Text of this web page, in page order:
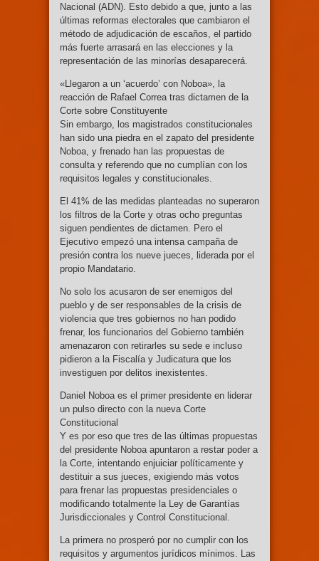
Nacional (ADN). Esto debido a que, junto a las
últimas reformas electorales que cambiaron el
método de adjudicación de escaños, el partido
más fuerte arrasará en las elecciones y la
representación de las minorías desaparecerá.
«Llegaron a un ‘acuerdo’ con Noboa», la
reacción de Rafael Correa tras dictamen de la
Corte sobre Constituyente
Sin embargo, los magistrados constitucionales
han sido una piedra en el zapato del presidente
Noboa, y frenado han las propuestas de
consulta y referendo que no cumplían con los
requisitos legales y constitucionales.
El 41% de las medidas planteadas no superaron
los filtros de la Corte y otras ocho preguntas
siguen pendientes de dictamen. Pero el
Ejecutivo empezó una intensa campaña de
presión contra los nueve jueces, liderada por el
propio Mandatario.
No solo los acusaron de ser enemigos del
pueblo y de ser responsables de la crisis de
violencia que tres gobiernos no han podido
frenar, los funcionarios del Gobierno también
amenazaron con retirarles su sede e incluso
pidieron a la Fiscalía y Judicatura que los
investiguen por delitos inexistentes.
Daniel Noboa es el primer presidente en liderar
un pulso directo con la nueva Corte
Constitucional
Y es por eso que tres de las últimas propuestas
del presidente Noboa apuntaron a restar poder a
la Corte, intentando enjuiciar políticamente y
destituir a sus jueces, exigiendo más votos
para frenar las propuestas presidenciales o
modificando totalmente la Ley de Garantías
Jurisdiccionales y Control Constitucional.
La primera no prosperó por no cumplir con los
requisitos y argumentos jurídicos mínimos. Las